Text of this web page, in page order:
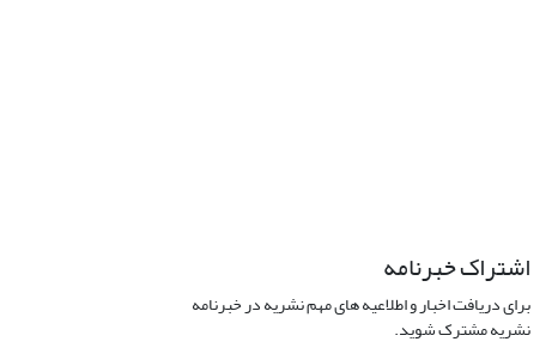
اشتراک خبرنامه
برای دریافت اخبار و اطلاعیه های مهم نشریه در خبرنامه
نشریه مشترک شوید.